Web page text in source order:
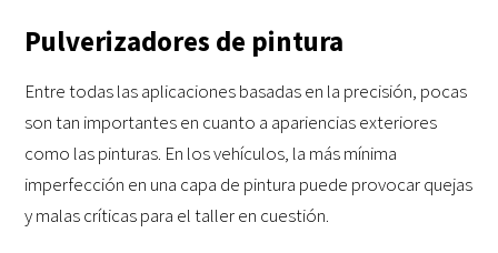
Pulverizadores de pintura
Entre todas las aplicaciones basadas en la precisión, pocas
son tan importantes en cuanto a apariencias exteriores
como las pinturas. En los vehículos, la más mínima
imperfección en una capa de pintura puede provocar quejas
y malas críticas para el taller en cuestión.